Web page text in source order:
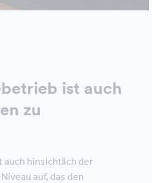
ist auch
zu
auch hinsichtlich der
auf, das den